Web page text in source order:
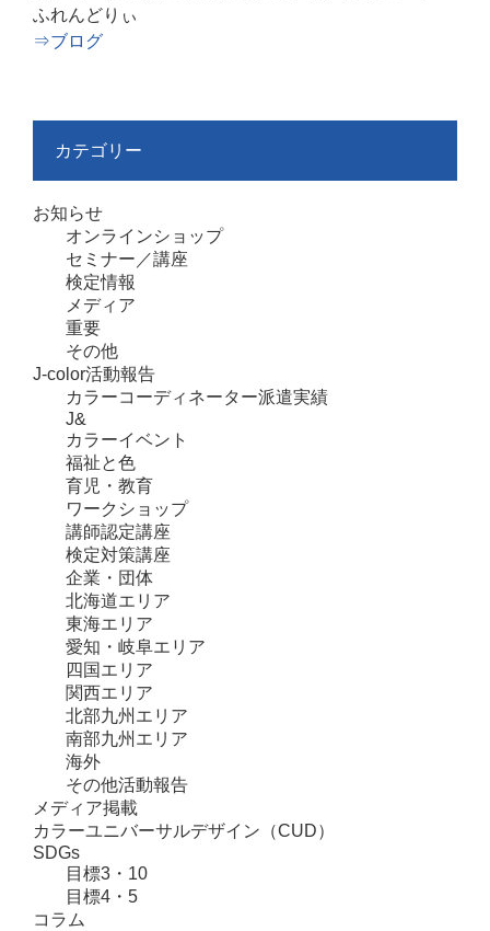
ふれんどりぃ
⇒ブログ
カテゴリー
お知らせ
オンラインショップ
セミナー／講座
検定情報
メディア
重要
その他
J-color活動報告
カラーコーディネーター派遣実績
J&
カラーイベント
福祉と色
育児・教育
ワークショップ
講師認定講座
検定対策講座
企業・団体
北海道エリア
東海エリア
愛知・岐阜エリア
四国エリア
関西エリア
北部九州エリア
南部九州エリア
海外
その他活動報告
メディア掲載
カラーユニバーサルデザイン（CUD）
SDGs
目標3・10
目標4・5
コラム